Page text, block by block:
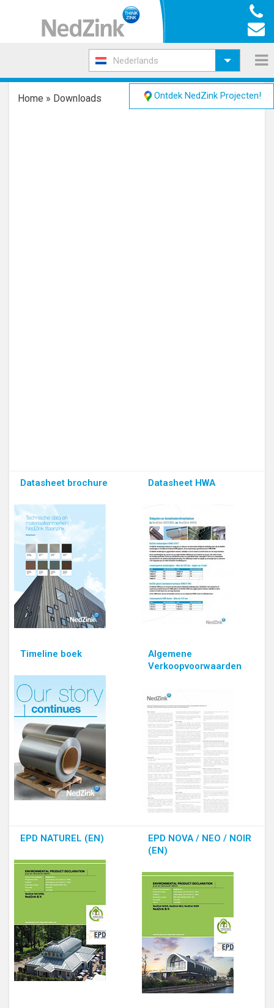
Nederlands
Home » Downloads
Datasheet brochure Datasheet HWA
Timeline boek
Algemene
Verkoopvoorwaarden
EPD NATUREL (EN)
EPD NOVA / NEO / NOIR
(EN)
Ontdek NedZink Projecten!